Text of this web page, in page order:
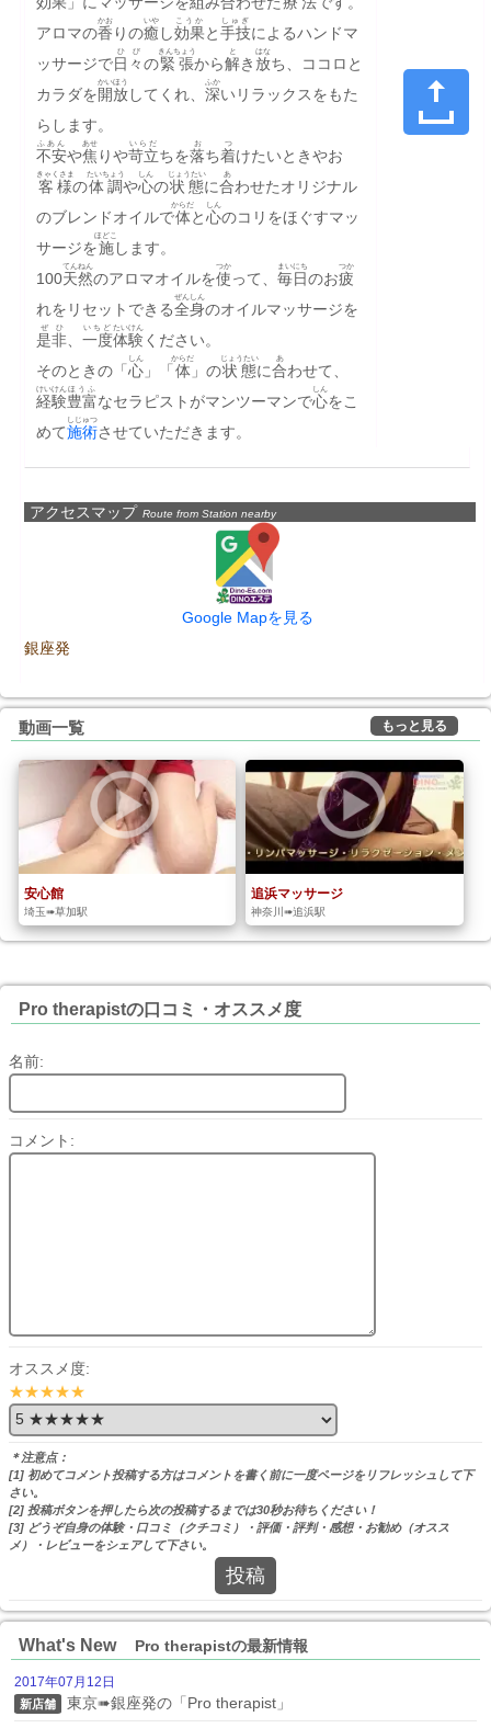
アロマの香
かお
りの癒
いや
し効果
こうか
と手技
しゅぎ
によるハンドマ
ッサージで日々
ひび
の緊張
きんちょう
から解
と
き 放
はな
ち、ココロと
カラダを開放
かいほう
してくれ、 深
ふか
いリラックスをもた
らします。
不安
ふあん
や焦
あせ
りや苛立
いらだ
ちを落
お
ち着
つ
けたいときやお
客様
きゃくさま
の体調
たいちょう
や心
しん
の状態
じょうたい
に合
あ
わせたオリジナル
のブレンドオイルで体
からだ
と心
しん
のコリをほぐすマッ
サージを施
ほどこ
します。
100天然
てんねん
のアロマオイルを使
つか
って、 毎日
まいにち
のお疲
つか
れをリセットできる全身
ぜんしん
のオイルマッサージを
是非
ぜひ
一度
いちど
体験
たいけん
ください。
そのときの「 心
しん
」「 体
からだ
」の状態
じょうたい
に合
あ
わせて、
経験
けいけん
豊富
ほうふ
なセラピストがマンツーマンで心
しん
をこ
めて施術
しじゅつ
させていただきます。
アクセスマップ Route from Station nearby
Google Mapを見る
銀座発
動画一覧 もっと見る
安心館
埼玉➠草加駅
追浜マッサージ
神奈川➠追浜駅
Pro therapistの口コミ・オススメ度
名前:
コメント:
オススメ度:
★★★★★
＊注意点：
[1] 初めてコメント投稿する方はコメントを書く前に一度ページをリフレッシュして下
さい。
[2] 投稿ボタンを押したら次の投稿するまでは30秒お待ちください！
[3] どうぞ自身の体験・口コミ（クチコミ）・評価・評判・感想・お勧め（オスス
メ）・レビューをシェアして下さい。
投稿
What's New Pro therapistの最新情報
2017年07月12日
新店舗 東京➠銀座発の「Pro therapist」